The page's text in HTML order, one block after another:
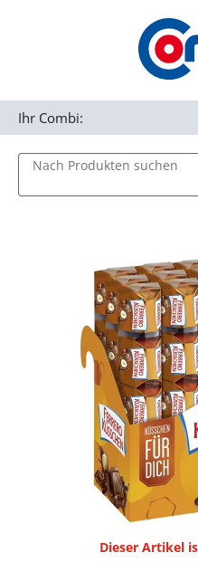
Zur Navigation springen
Nach Produkten suchen
Ihr Combi:
Dieser Artikel